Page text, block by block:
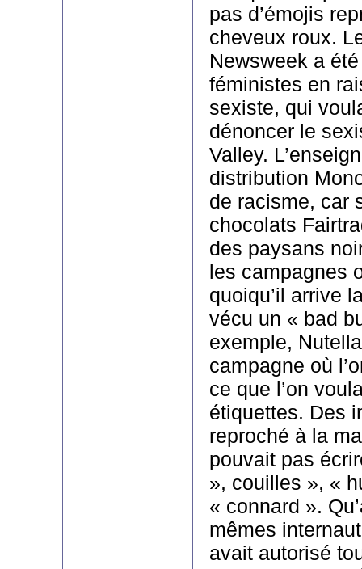
pas d’émojis
cheveux roux.
Newsweek a
féministes en
sexiste, qui
dénoncer le
Valley.
distribution
de racisme, car
chocolats
des paysans
les campagnes
quoiqu’il arrive
vécu un « bad
exemple,
campagne où
ce que l’on
étiquettes. Des
reproché à la
pouvait pas
», couilles », «
« connard ».
mêmes
avait autorisé